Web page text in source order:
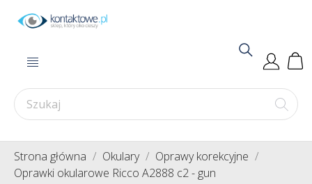
Strona główna Okulary
Oprawy korekcyjne
Oprawki okularowe Ricco A2888 c2 - gun